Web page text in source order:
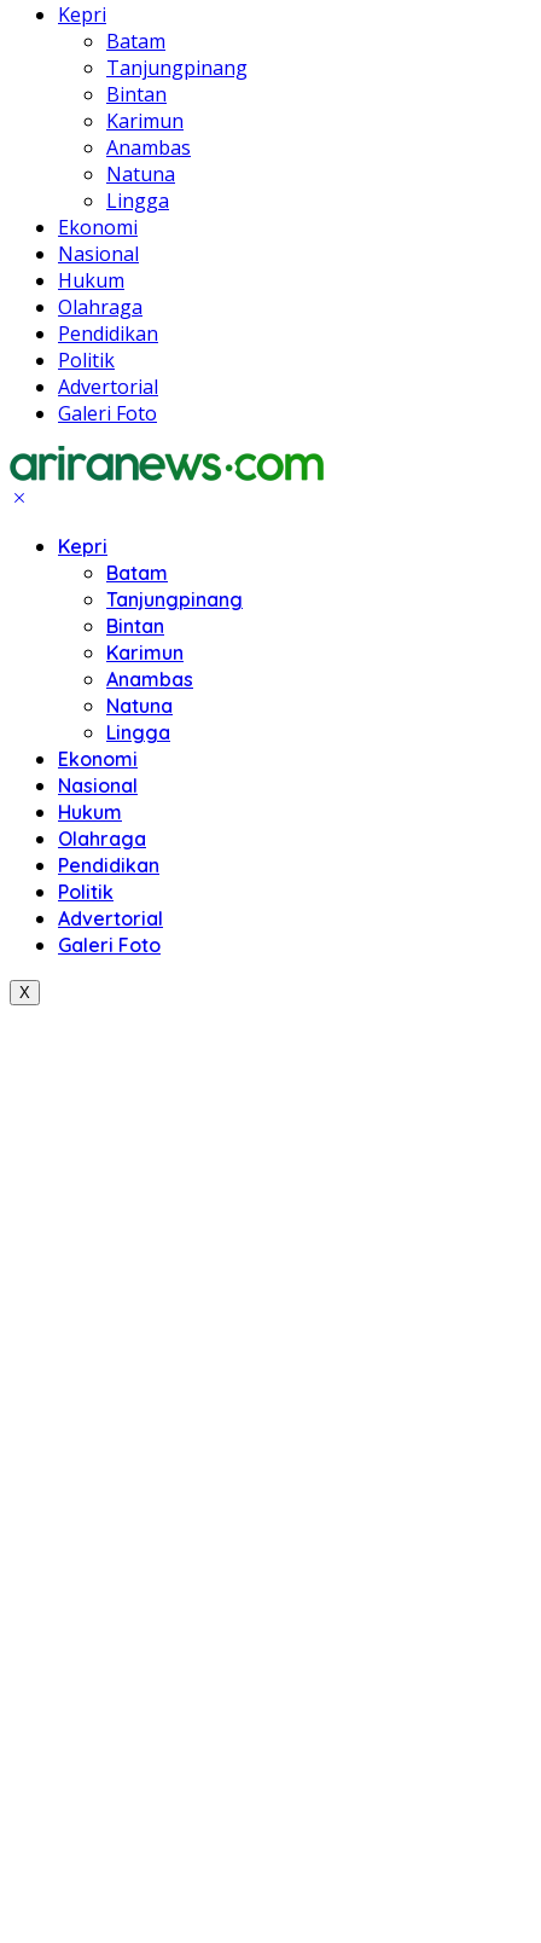
Kepri
Batam
Tanjungpinang
Bintan
Karimun
Anambas
Natuna
Lingga
Ekonomi
Nasional
Hukum
Olahraga
Pendidikan
Politik
Advertorial
Galeri Foto
Kepri
Batam
Tanjungpinang
Bintan
Karimun
Anambas
Natuna
Lingga
Ekonomi
Nasional
Hukum
Olahraga
Pendidikan
Politik
Advertorial
Galeri Foto
X